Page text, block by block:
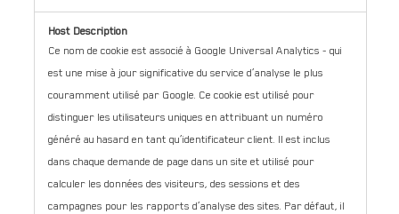
Ce nom de cookie est associé à Google Universal Analytics - qui
est une mise à jour significative du service d’analyse le plus
couramment utilisé par Google. Ce cookie est utilisé pour
distinguer les utilisateurs uniques en attribuant un numéro
généré au hasard en tant qu’identificateur client. Il est inclus
dans chaque demande de page dans un site et utilisé pour
calculer les données des visiteurs, des sessions et des
campagnes pour les rapports d’analyse des sites. Par défaut, il